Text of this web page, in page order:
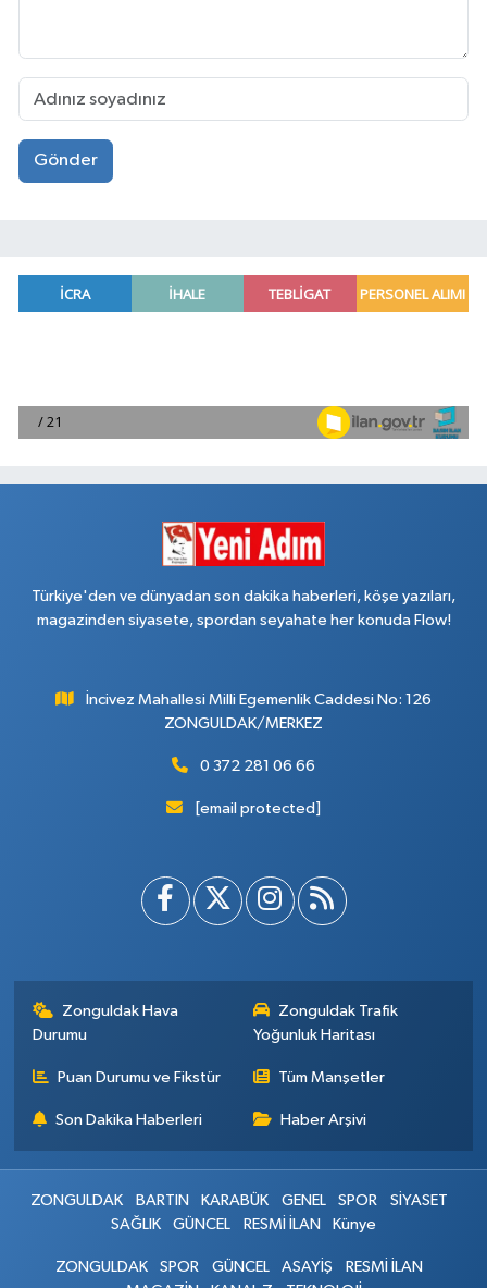
Gönder
Türkiye'den ve dünyadan son dakika haberleri, köşe yazıları,
magazinden siyasete, spordan seyahate her konuda Flow!
İncivez Mahallesi Milli Egemenlik Caddesi No: 126
ZONGULDAK/MERKEZ
0 372 281 06 66
[email protected]
Zonguldak Hava
Durumu
Zonguldak Trafik
Yoğunluk Haritası
Puan Durumu ve Fikstür Tüm Manşetler
Son Dakika Haberleri Haber Arşivi
ZONGULDAK BARTIN KARABÜK GENEL SPOR
SİYASET
SAĞLIK
GÜNCEL RESMİ İLAN Künye
ZONGULDAK SPOR GÜNCEL ASAYİŞ
RESMİ İLAN